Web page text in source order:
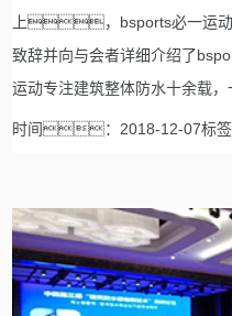
上，bsports必一运动
致辞并向与会者详细介绍了
运动专注建筑整体防水十余载，
时间：2018-12-07标